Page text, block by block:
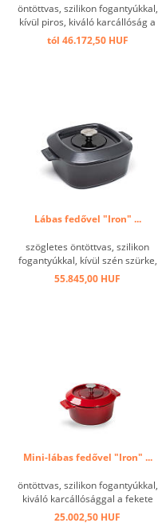
öntöttvas, szilikon fogantyúkkal,
kívül piros, kiváló karcállóság a
fekete zománcozott belső
felülettel,rendkívül tartós és
tól 46.172,50 HUF
Lábas fedővel "Iron" ...
szögletes öntöttvas, szilikon
fogantyúkkal, kívül szén szürke,
kiváló karcállóság a fekete
zománcozott belső
55.845,00 HUF
Mini-lábas fedővel "Iron" ...
öntöttvas, szilikon fogantyúkkal,
kiváló karcállósággal a fekete
zománcozott belső
25.002,50 HUF